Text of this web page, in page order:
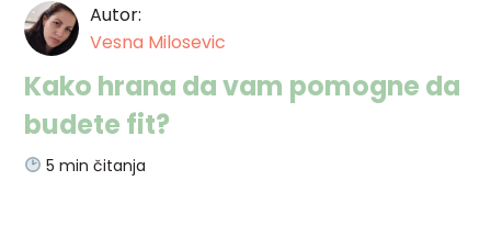
Autor:
Vesna Milosevic
Kako hrana da vam pomogne da
budete fit?
5 min čitanja